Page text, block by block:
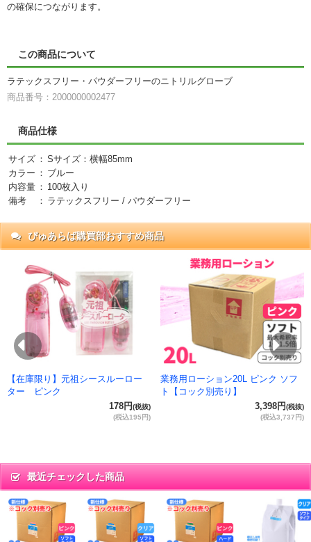
の確保につながります。
この商品について
ラテックスフリー・パウダーフリーのニトリルグローブ
商品番号：2000000002477
商品仕様
サイズ ： Sサイズ：横幅85mm
カラー ： ブルー
内容量 ： 100枚入り
備考
： ラテックスフリー / パウダーフリー
ぴゅあらば購買部おすすめ商品
Previous
【在庫限り】元祖シースルーロー
ター ピンク
178円(税抜)
(税込195円)
業務用ローション20L ピンク ソフ
ト【コック別売り】
3,398円(税抜)
(税込3,737円)
最近チェックした商品